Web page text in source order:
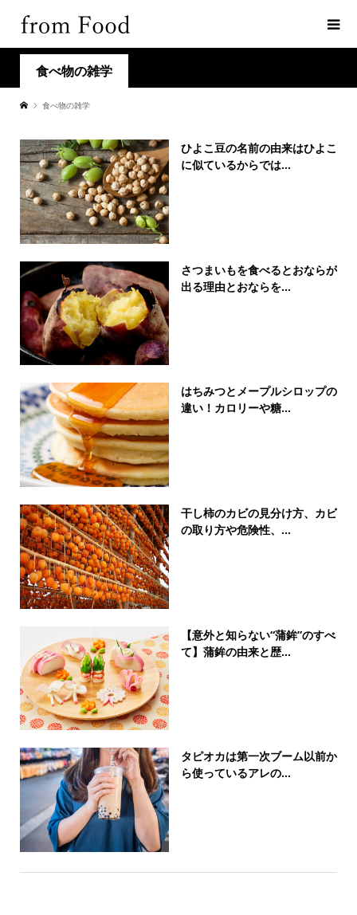
食べ物の雑学
食べ物の雑学
ひよこ豆の名前の由来はひよこ
に似ているからでは...
さつまいもを食べるとおならが
出る理由とおならを...
はちみつとメープルシロップの
違い！カロリーや糖...
干し柿のカビの見分け方、カビ
の取り方や危険性、...
【意外と知らない“蒲鉾”のすべ
て】蒲鉾の由来と歴...
タピオカは第一次ブーム以前か
ら使っているアレの...